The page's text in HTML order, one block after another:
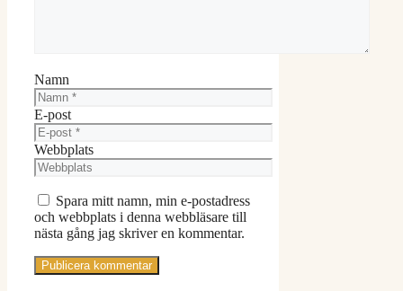
Namn
E-post
Webbplats
Spara mitt namn, min e-postadress
och webbplats i denna webbläsare till
nästa gång jag skriver en kommentar.